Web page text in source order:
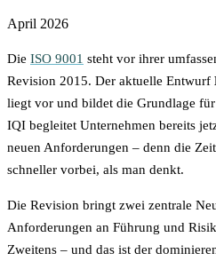
April 2026
Die ISO 9001 steht vor ihrer
Revision 2015. Der aktuelle Entwurf
liegt vor und bildet die Grundlage
IQI begleitet Unternehmen bereits
neuen Anforderungen – denn die
schneller vorbei, als man denkt.
Die Revision bringt zwei zentrale
Anforderungen an Führung und
Zweitens – und das ist der